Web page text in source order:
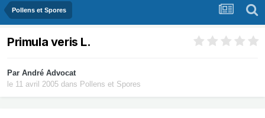
Pollens et Spores
Primula veris L.
Par André Advocat
le 11 avril 2005 dans Pollens et Spores